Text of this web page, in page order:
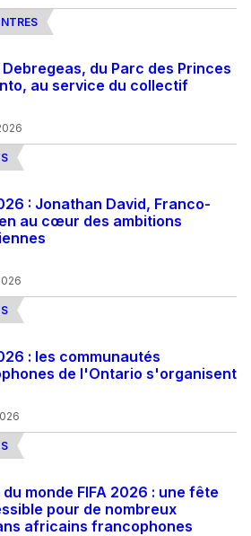
du Parc des Princes
au service du collectif
: Jonathan David, Franco-
au cœur des ambitions
: les communautés
de l'Ontario s'organisent
du monde FIFA 2026 : une fête
pour de nombreux
africains francophones